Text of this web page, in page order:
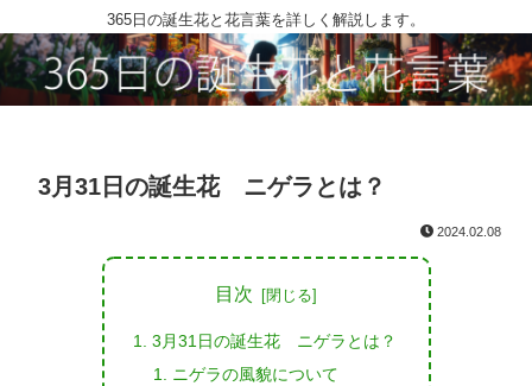
365日の誕生花と花言葉を詳しく解説します。
3月31日の誕生花 ニゲラとは？
2024.02.08
目次
3月31日の誕生花 ニゲラとは？
ニゲラの風貌について